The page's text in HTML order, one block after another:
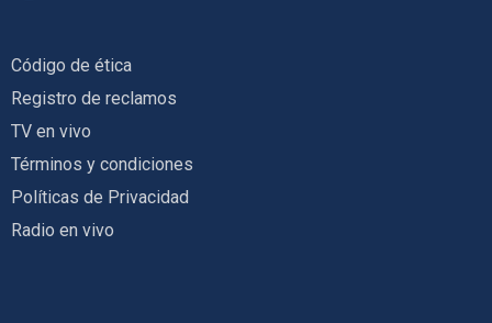
Código de ética
Registro de reclamos
TV en vivo
Términos y condiciones
Políticas de Privacidad
Radio en vivo